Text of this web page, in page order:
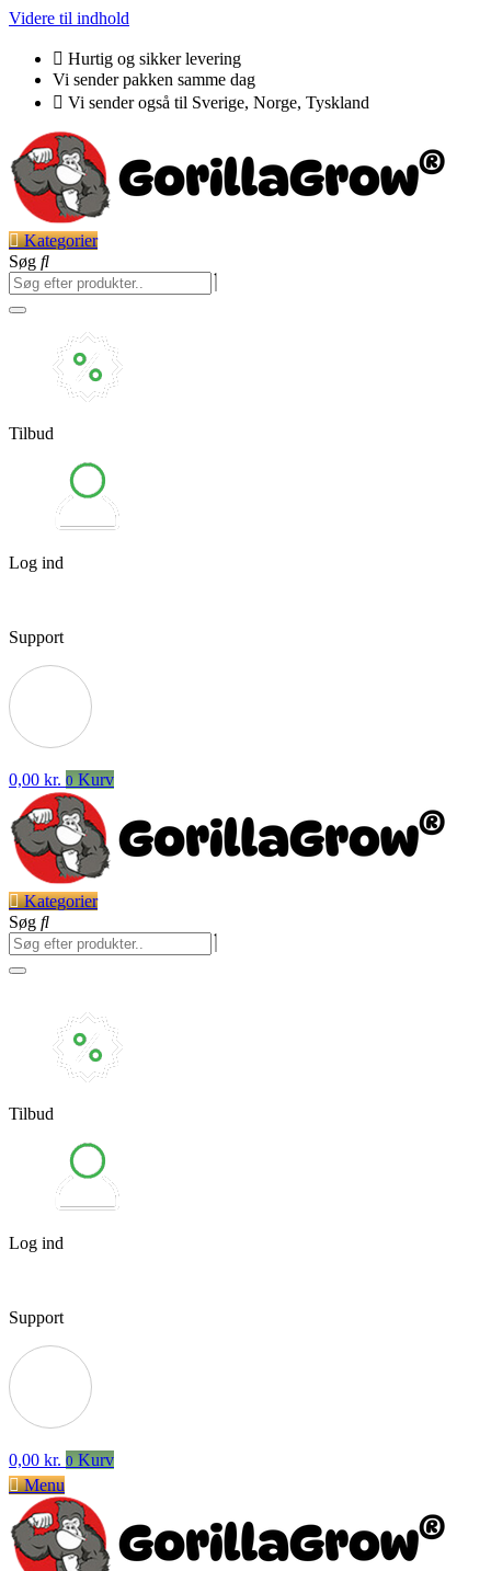
Videre til indhold
Hurtig og sikker levering
Vi sender pakken samme dag
Vi sender også til Sverige, Norge, Tyskland
Kategorier
Søg
Tilbud
Log ind
Support
0,00 kr. 0 Kurv
Kategorier
Søg
Tilbud
Log ind
Support
0,00 kr. 0 Kurv
Menu